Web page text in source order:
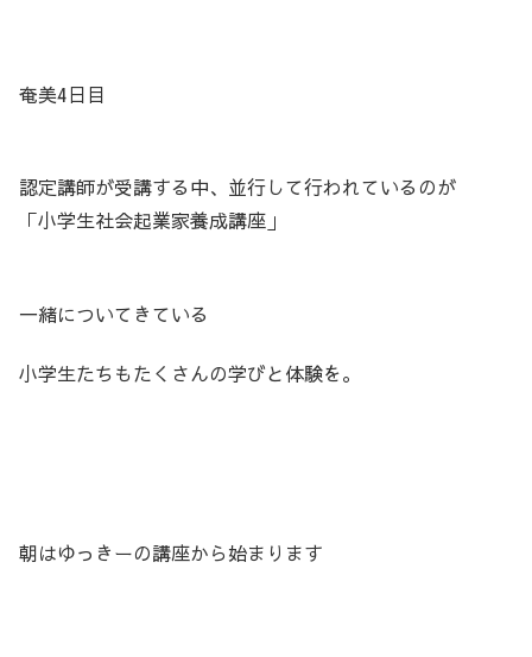
奄美4日目
認定講師が受講する中、並行して行われているのが
「小学生社会起業家養成講座」
一緒についてきている
小学生たちもたくさんの学びと体験を。
朝はゆっきーの講座から始まります